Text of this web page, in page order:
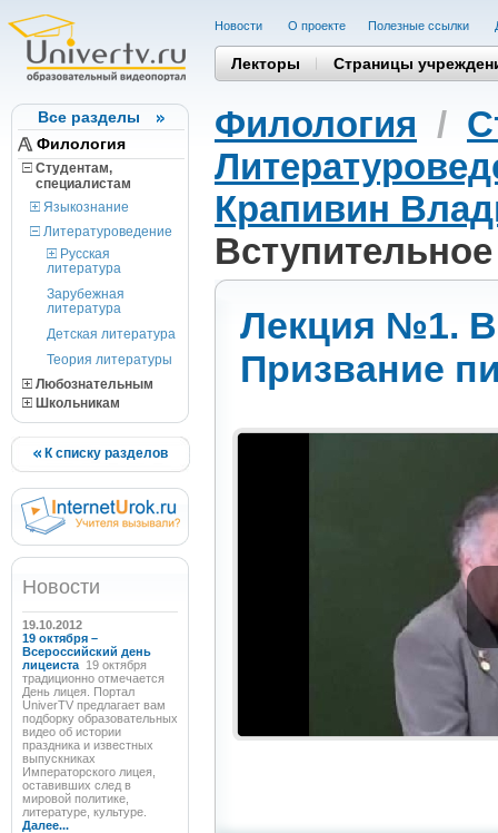
Все разделы
Филология
Студентам,
cпециалистам
Языкознание
Литературоведение
Русская
литература
Зарубежная
литература
Детская литература
Теория литературы
Любознательным
Школьникам
К списку разделов
Новости
19.10.2012
19 октября –
Всероссийский день
лицеиста 19 октября
традиционно отмечается
День лицея. Портал
UniverTV предлагает вам
подборку образовательных
видео об истории
праздника и известных
выпускниках
Императорского лицея,
оставивших след в
мировой политике,
литературе, культуре.
Далее...
Новости О проекте Полезные cсылки
Лекторы Страницы
Филология /
Крапивин
Лекция №1.
Призвание